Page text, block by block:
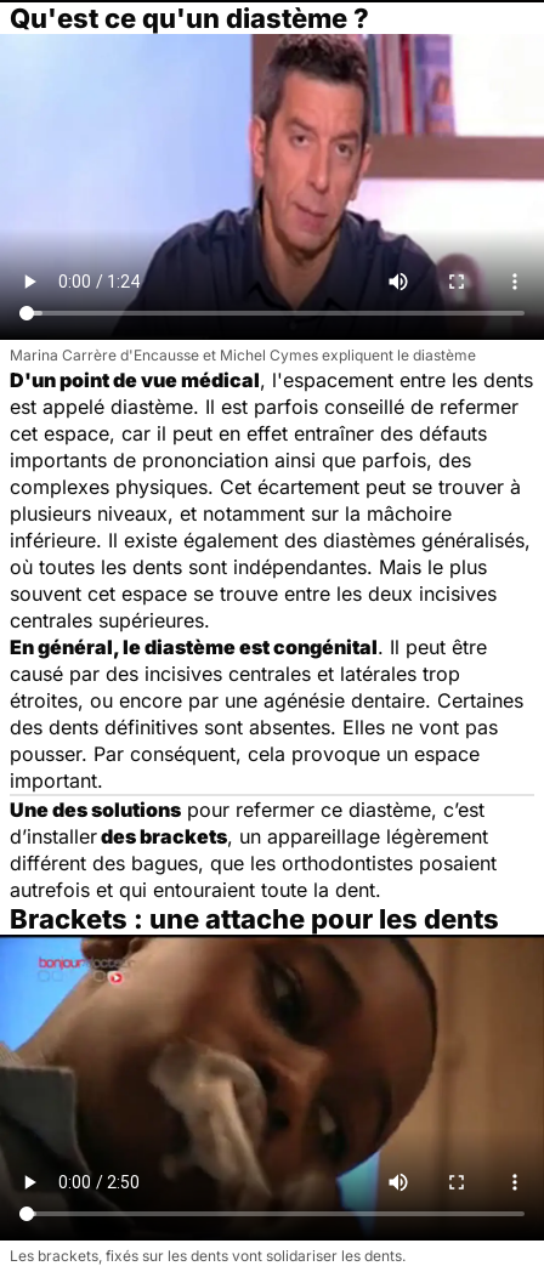
Qu'est ce qu'un diastème ?
Marina Carrère d'Encausse et Michel Cymes expliquent le diastème
D'un point de vue médical, l'espacement entre les dents
est appelé diastème. Il est parfois conseillé de refermer
cet espace, car il peut en effet entraîner des défauts
importants de prononciation ainsi que parfois, des
complexes physiques. Cet écartement peut se trouver à
plusieurs niveaux, et notamment sur la mâchoire
inférieure. Il existe également des diastèmes généralisés,
où toutes les dents sont indépendantes. Mais le plus
souvent cet espace se trouve entre les deux incisives
centrales supérieures.
En général, le diastème est congénital. Il peut être
causé par des incisives centrales et latérales trop
étroites, ou encore par une agénésie dentaire. Certaines
des dents définitives sont absentes. Elles ne vont pas
pousser. Par conséquent, cela provoque un espace
important.
Une des solutions pour refermer ce diastème, c’est
d’installerdes brackets, un appareillage légèrement
différent des bagues, que les orthodontistes posaient
autrefois et qui entouraient toute la dent.
Brackets : une attache pour les dents
Les brackets, fixés sur les dents vont solidariser les dents.